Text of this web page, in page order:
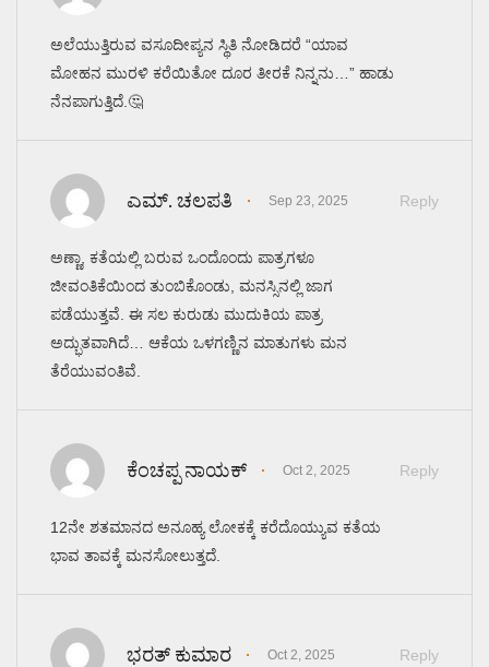
ಅಲೆಯುತ್ತಿರುವ ವಸೂದೀಪ್ಯನ ಸ್ಥಿತಿ ನೋಡಿದರೆ “ಯಾವ
ಮೋಹನ ಮುರಳಿ ಕರೆಯಿತೋ ದೂರ ತೀರಕೆ ನಿನ್ನನು…” ಹಾಡು
ನೆನಪಾಗುತ್ತಿದೆ.🤔
ಎಮ್. ಚಲಪತಿ Sep 23, 2025 Reply
ಅಣ್ಣಾ, ಕತೆಯಲ್ಲಿ ಬರುವ ಒಂದೊಂದು ಪಾತ್ರಗಳೂ
ಜೀವಂತಿಕೆಯಿಂದ ತುಂಬಿಕೊಂಡು, ಮನಸ್ಸಿನಲ್ಲಿ ಜಾಗ
ಪಡೆಯುತ್ತವೆ. ಈ ಸಲ ಕುರುಡು ಮುದುಕಿಯ ಪಾತ್ರ
ಅದ್ಭುತವಾಗಿದೆ… ಆಕೆಯ ಒಳಗಣ್ಣಿನ ಮಾತುಗಳು ಮನ
ತೆರೆಯುವಂತಿವೆ.
ಕೆಂಚಪ್ಪ ನಾಯಕ್ Oct 2, 2025 Reply
12ನೇ ಶತಮಾನದ ಅನೂಹ್ಯ ಲೋಕಕ್ಕೆ ಕರೆದೊಯ್ಯುವ ಕತೆಯ
ಭಾವ ತಾವಕ್ಕೆ ಮನಸೋಲುತ್ತದೆ.
ಭರತ್ ಕುಮಾರ Oct 2, 2025 Reply